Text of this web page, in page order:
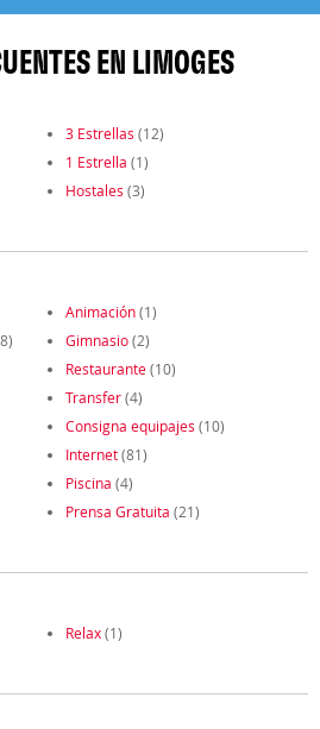
EN LIMOGES
3 Estrellas (12)
1 Estrella (1)
Hostales (3)
Animación(1)
Gimnasio(2)
Restaurante(10)
Transfer(4)
Consigna equipajes (10)
Internet(81)
Piscina (4)
Prensa Gratuita (21)
Relax(1)